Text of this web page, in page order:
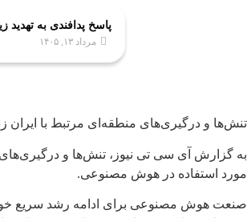
پاسخ پدافندی به تهدید
مرداد ۱۳, ۱۴۰۵
تنش‌ها و درگیری‌های منطقه‌ای مرتبط با ایران
به گزارش آی سی تی نیوز، تنش‌ها و درگیری‌های
مورد استفاده در هوش مصنوعی.
صنعت هوش مصنوعی برای ادامه رشد سریع خود